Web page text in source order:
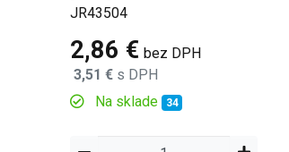
JR43504
2,86 € bez DPH
3,51 € s DPH
Na sklade
34